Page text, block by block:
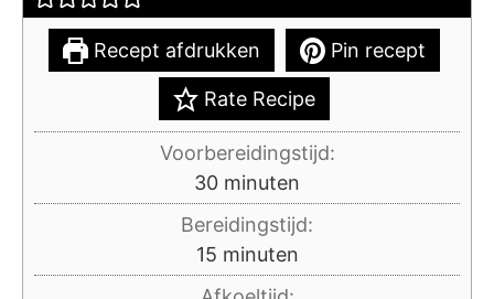
Recept afdrukken Pin recept
Rate Recipe
Voorbereidingstijd:
30minuten
minuten
Bereidingstijd:
15minuten
minuten